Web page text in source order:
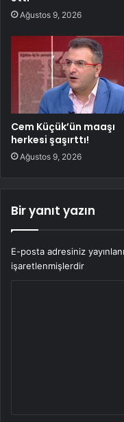
Ağustos 9, 2026
Cem Küçük’ün maaşı
herkesi şaşırttı!
Ağustos 9, 2026
Bir yanıt yazın
E-posta adresiniz
işaretlenmişlerdir